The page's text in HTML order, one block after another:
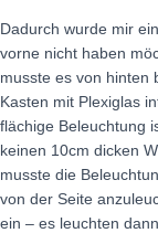
Dadurch wurde mir
vorne nicht haben
musste es von hinten
Kasten mit Plexiglas
flächige Beleuchtung
keinen 10cm dicken
musste die
von der Seite
ein – es leuchten